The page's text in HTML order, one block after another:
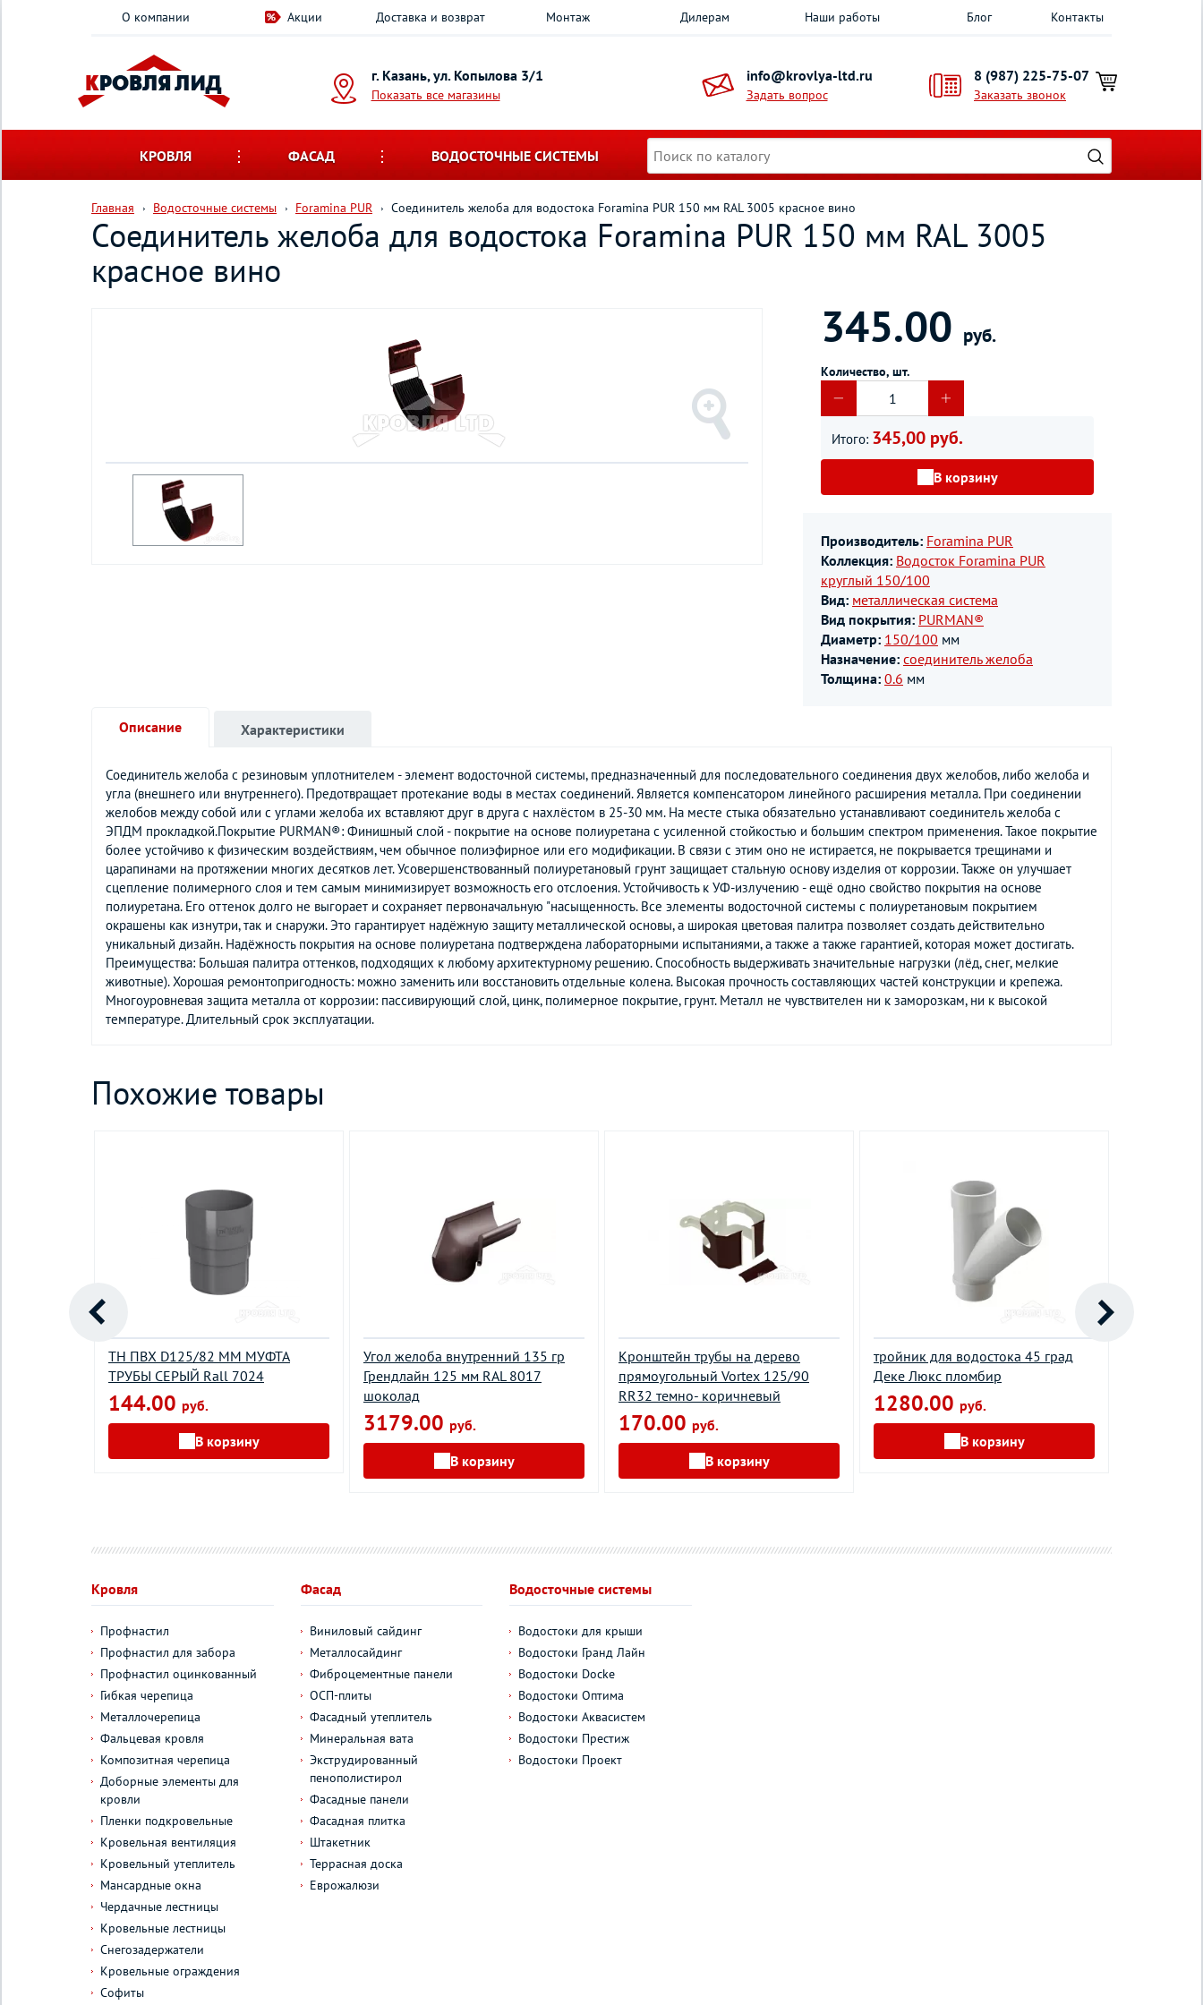
О компании Акции Доставка и возврат Монтаж Дилерам Наши работы Блог Контакты
г. Казань, ул. Копылова 3/1
Показать все магазины
info@krovlya-ltd.ru
Задать вопрос
8 (987) 225-75-07
Заказать звонок
КРОВЛЯ ФАСАД ВОДОСТОЧНЫЕ СИСТЕМЫ
Главная Водосточные системы Foramina PUR Соединитель желоба для водостока Foramina PUR 150 мм RAL 3005 красное вино
Соединитель желоба для водостока Foramina PUR 150 мм RAL 3005
красное вино
345.00 руб.
Количество, шт.
Итого: 345,00 руб.
В корзину
Производитель: Foramina PUR
Коллекция: Водосток Foramina PUR
круглый 150/100
Вид: металлическая система
Вид покрытия: PURMAN®
Диаметр: 150/100 мм
Назначение: соединитель желоба
Толщина: 0.6 мм
Описание
Соединитель желоба с резиновым уплотнителем - элемент водосточной системы, предназначенный для последовательного соединения двух желобов, либо желоба и
угла (внешнего или внутреннего). Предотвращает протекание воды в местах соединений. Является компенсатором линейного расширения металла. При соединении
желобов между собой или с углами желоба их вставляют друг в друга с нахлёстом в 25-30 мм. На месте стыка обязательно устанавливают соединитель желоба с
ЭПДМ прокладкой.Покрытие PURMAN®: Финишный слой - покрытие на основе полиуретана с усиленной стойкостью и большим спектром применения. Такое покрытие
более устойчиво к физическим воздействиям, чем обычное полиэфирное или его модификации. В связи с этим оно не истирается, не покрывается трещинами и
царапинами на протяжении многих десятков лет. Усовершенствованный полиуретановый грунт защищает стальную основу изделия от коррозии. Также он улучшает
сцепление полимерного слоя и тем самым минимизирует возможность его отслоения. Устойчивость к УФ-излучению - ещё одно свойство покрытия на основе
полиуретана. Его оттенок долго не выгорает и сохраняет первоначальную "насыщенность. Все элементы водосточной системы с полиуретановым покрытием
окрашены как изнутри, так и снаружи. Это гарантирует надёжную защиту металлической основы, а широкая цветовая палитра позволяет создать действительно
уникальный дизайн. Надёжность покрытия на основе полиуретана подтверждена лабораторными испытаниями, а также а также гарантией, которая может достигать.
Преимущества: Большая палитра оттенков, подходящих к любому архитектурному решению. Способность выдерживать значительные нагрузки (лёд, снег, мелкие
животные). Хорошая ремонтопригодность: можно заменить или восстановить отдельные колена. Высокая прочность составляющих частей конструкции и крепежа.
Многоуровневая защита металла от коррозии: пассивирующий слой, цинк, полимерное покрытие, грунт. Металл не чувствителен ни к заморозкам, ни к высокой
температуре. Длительный срок эксплуатации.
Характеристики
Похожие товары
ТН ПВХ D125/82 ММ МУФТА
ТРУБЫ СЕРЫЙ Rall 7024
144.00 руб.
В корзину
Угол желоба внутренний 135 гр
Грендлайн 125 мм RAL 8017
шоколад
3179.00 руб.
В корзину
Кронштейн трубы на дерево
прямоугольный Vortex 125/90
RR32 темно- коричневый
170.00 руб.
В корзину
тройник для водостока 45 град
Деке Люкс пломбир
1280.00 руб.
В корзину
Кровля
Профнастил
Профнастил для забора
Профнастил оцинкованный
Гибкая черепица
Металлочерепица
Фальцевая кровля
Композитная черепица
Доборные элементы для
кровли
Пленки подкровельные
Кровельная вентиляция
Кровельный утеплитель
Мансардные окна
Чердачные лестницы
Кровельные лестницы
Снегозадержатели
Кровельные ограждения
Софиты
Фасад
Виниловый сайдинг
Металлосайдинг
Фиброцементные панели
ОСП-плиты
Фасадный утеплитель
Минеральная вата
Экструдированный
пенополистирол
Фасадные панели
Фасадная плитка
Штакетник
Террасная доска
Еврожалюзи
Водосточные системы
Водостоки для крыши
Водостоки Гранд Лайн
Водостоки Docke
Водостоки Оптима
Водостоки Аквасистем
Водостоки Престиж
Водостоки Проект